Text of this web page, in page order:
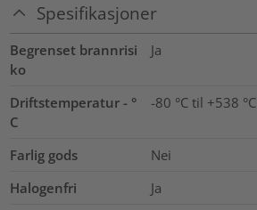
Spesifikasjoner
Begrenset brannrisi
ko
Ja
Driftstemperatur - °
C
-80 °C til +538 °C
Farlig gods
Nei
Halogenfri
Ja